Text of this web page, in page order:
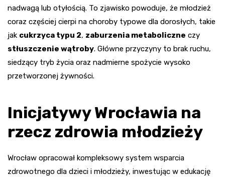
nadwagą lub otyłością. To zjawisko powoduje, że młodzież
coraz częściej cierpi na choroby typowe dla dorosłych, takie
jak cukrzyca typu 2, zaburzenia metaboliczne czy
stłuszczenie wątroby. Główne przyczyny to brak ruchu,
siedzący tryb życia oraz nadmierne spożycie wysoko
przetworzonej żywności.
Inicjatywy Wrocławia na
rzecz zdrowia młodzieży
Wrocław opracował kompleksowy system wsparcia
zdrowotnego dla dzieci i młodzieży, inwestując w edukację